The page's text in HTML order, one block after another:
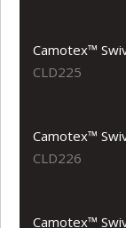
Camotex™
CLD225
Camotex™
CLD226
Camotex™